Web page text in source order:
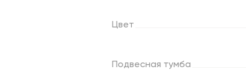
Цвет
Подвесная тумба